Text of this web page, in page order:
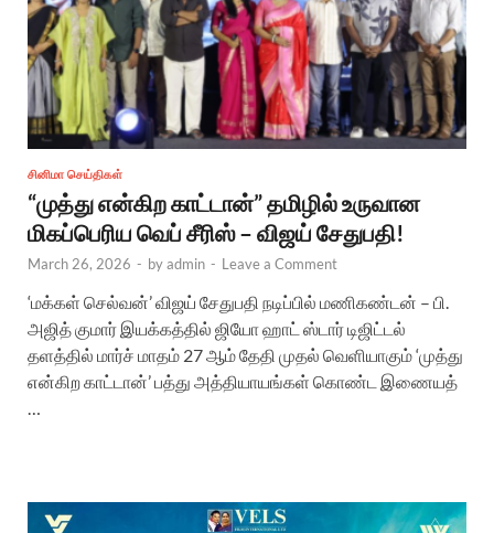
சினிமா செய்திகள்
“முத்து என்கிற காட்டான்” தமிழில் உருவான
மிகப்பெரிய வெப் சீரிஸ் – விஜய் சேதுபதி!
March 26, 2026 - byadmin - Leave a Comment
‘மக்கள் செல்வன்’ விஜய் சேதுபதி நடிப்பில் மணிகண்டன் – பி.
அஜித் குமார் இயக்கத்தில் ஜியோ ஹாட் ஸ்டார் டிஜிட்டல்
தளத்தில் மார்ச் மாதம் 27 ஆம் தேதி முதல் வெளியாகும் ‘முத்து
என்கிற காட்டான்’ பத்து அத்தியாயங்கள் கொண்ட இணையத்
…